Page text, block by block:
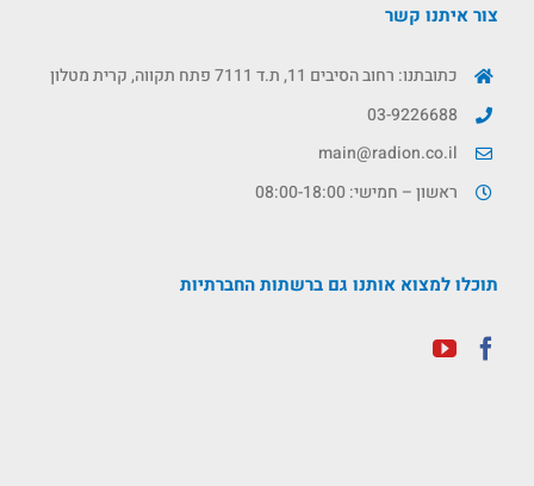
צור איתנו קשר
כתובתנו: רחוב הסיבים 11, ת.ד 7111 פתח תקווה, קרית מטלון
03-9226688
main@radion.co.il
ראשון – חמישי: 08:00-18:00
תוכלו למצוא אותנו גם ברשתות החברתיות